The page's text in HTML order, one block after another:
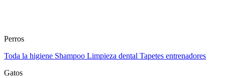
Perros
Toda la higiene Shampoo Limpieza dental Tapetes entrenadores
Gatos